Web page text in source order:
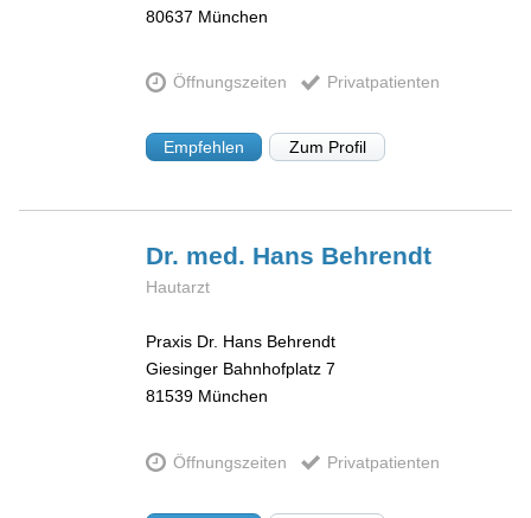
80637 München
Öffnungszeiten Privatpatienten
Empfehlen Zum Profil
Dr. med. Hans Behrendt
Hautarzt
Praxis Dr. Hans Behrendt
Giesinger Bahnhofplatz 7
81539 München
Öffnungszeiten Privatpatienten